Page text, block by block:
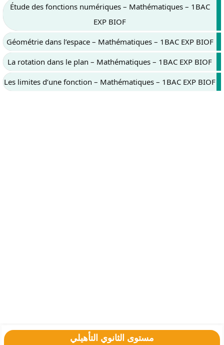
Étude des fonctions numériques – Mathématiques – 1BAC
EXP BIOF
Géométrie dans l’espace – Mathématiques – 1BAC EXP BIOF
La rotation dans le plan – Mathématiques – 1BAC EXP BIOF
Les limites d’une fonction – Mathématiques – 1BAC EXP BIOF
مستوى الثانوي التأهيلي